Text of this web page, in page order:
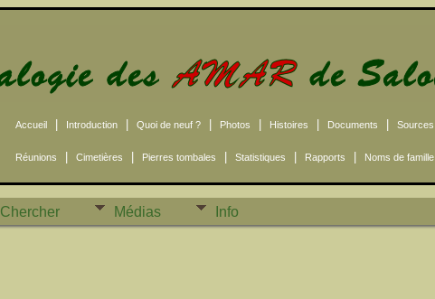
Accueil Introduction Quoi de neuf ? Photos Histoires Documents Sources
Réunions Cimetières Pierres tombales Statistiques Rapports Noms de famille
Chercher Médias Info